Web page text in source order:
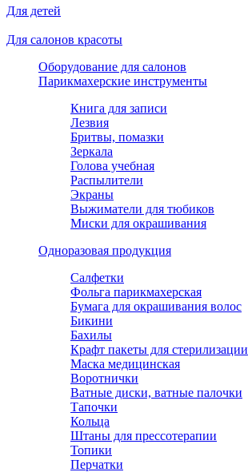
Для детей
Для салонов красоты
Оборудование для салонов
Парикмахерские инструменты
Книга для записи
Лезвия
Бритвы, помазки
Зеркала
Голова учебная
Распылители
Экраны
Выжиматели для тюбиков
Миски для окрашивания
Одноразовая продукция
Салфетки
Фольга парикмахерская
Бумага для окрашивания волос
Бикини
Бахилы
Крафт пакеты для стерилизации
Маска медицинская
Воротнички
Ватные диски, ватные палочки
Тапочки
Кольца
Штаны для прессотерапии
Топики
Перчатки